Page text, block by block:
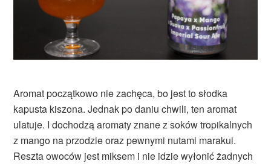
Aromat początkowo nie zachęca, bo jest to słodka
kapusta kiszona. Jednak po daniu chwili, ten aromat
ulatuje. I dochodzą aromaty znane z soków tropikalnych
z mango na przodzie oraz pewnymi nutami marakui.
Reszta owoców jest miksem i nie idzie wyłonić żadnych